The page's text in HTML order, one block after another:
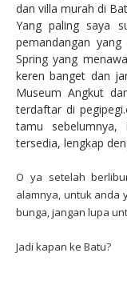
dan villa murah di
Yang paling saya
pemandangan
Spring yang
keren banget dan
Museum Angkut
terdaftar di
tamu
tersedia, lengkap
O ya setelah
alamnya, untuk anda
bunga, jangan lupa
Jadi kapan ke Batu?